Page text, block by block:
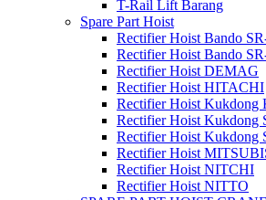
T-Rail Lift Barang
Spare Part Hoist
Rectifier Hoist Bando
Rectifier Hoist Bando
Rectifier Hoist DEMAG
Rectifier Hoist HITACHI
Rectifier Hoist Kukdong
Rectifier Hoist Kukdong
Rectifier Hoist Kukdong
Rectifier Hoist
Rectifier Hoist NITCHI
Rectifier Hoist NITTO